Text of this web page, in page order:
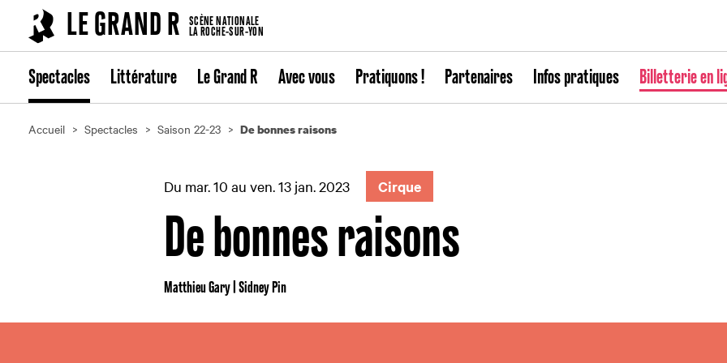
LE GRAND R
SCÈNE NATIONALE
LA ROCHE-SUR-YON
Spectacles Littérature Le Grand R Avec vous Pratiquons ! Partenaires Infos pratiques Billetterie en
Accueil Spectacles Saison 22-23 De bonnes raisons
Du mar. 10 au ven. 13 jan. 2023 Cirque
De bonnes raisons
Matthieu Gary | Sidney Pin
Cookies management panel